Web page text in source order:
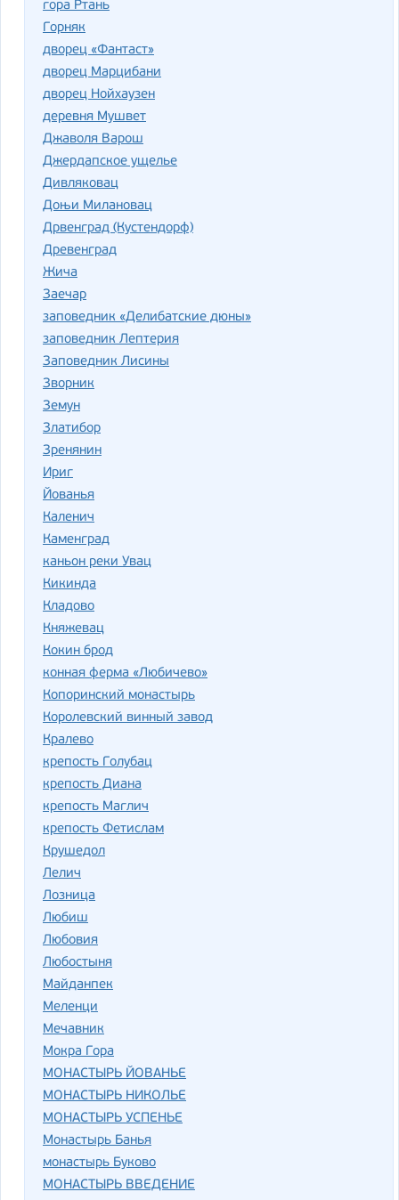
гора Ртань
Горняк
дворец «Фантаст»
дворец Марцибани
дворец Нойхаузен
деревня Мушвет
Джаволя Варош
Джердапское ущелье
Дивляковац
Доњи Милановац
Дрвенград (Кустендорф)
Древенград
Жича
Заечар
заповедник «Делибатские дюны»
заповедник Лептерия
Заповедник Лисины
Зворник
Земун
Златибор
Зренянин
Ириг
Йованья
Каленич
Каменград
каньон реки Увац
Кикинда
Кладово
Княжевац
Кокин брод
конная ферма «Любичево»
Копоринский монастырь
Королевский винный завод
Кралево
крепость Голубац
крепость Диана
крепость Маглич
крепость Фетислам
Крушедол
Лелич
Лозница
Любиш
Любовия
Любостыня
Майданпек
Меленци
Мечавник
Мокра Гора
МОНАСТЫРЬ ЙОВАНЬЕ
МОНАСТЫРЬ НИКОЛЬЕ
МОНАСТЫРЬ УСПЕНЬЕ
Монастырь Банья
монастырь Буково
МОНАСТЫРЬ ВВЕДЕНИЕ